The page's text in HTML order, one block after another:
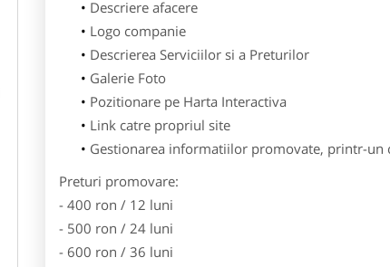
Descriere afacere
Logo companie
Descrierea Serviciilor si a Preturilor
Galerie Foto
Pozitionare pe Harta Interactiva
Link catre propriul site
Gestionarea informatiilor promovate, printr-un
Preturi promovare:
- 400 ron / 12 luni
- 500 ron / 24 luni
- 600 ron / 36 luni